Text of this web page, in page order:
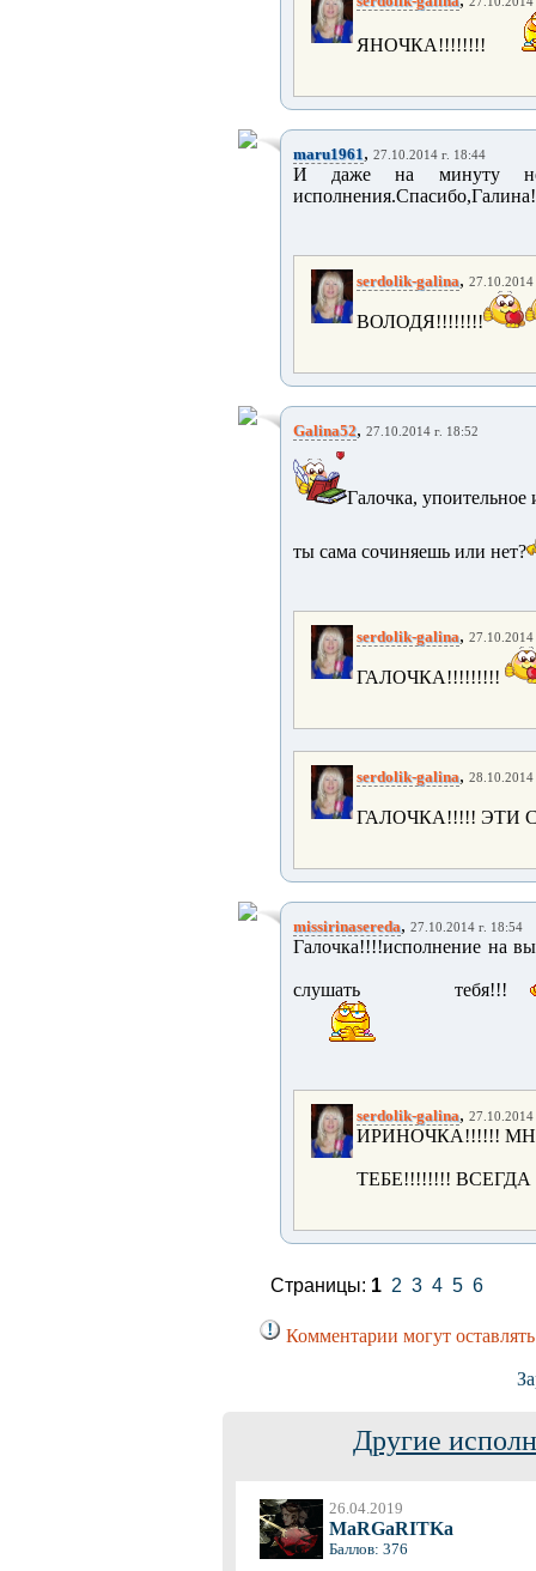
ЯНОЧКА!!!!!!!!
maru1961, 27.10.2014 г. 18:44
И даже на минуту не
исполнения.Спасибо,Галина!
serdolik-galina, 27.10.2014
ВОЛОДЯ!!!!!!!!
Galina52, 27.10.2014 г. 18:52
Галочка,
ты сама сочиняешь или нет?
serdolik-galina, 27.10.2014
ГАЛОЧКА!!!!!!!!!
serdolik-galina, 28.10.2014
ГАЛОЧКА!!!!!
missirinasereda, 27.10.2014 г. 18:54
Галочка!!!!исполнение на
слушать тебя!!!
serdolik-galina, 27.10.2014
ИРИНОЧКА!!!!!!
ТЕБЕ!!!!!!!!
Страницы: 1 2 3 4 5 6
Комментарии могут
Другие
26.04.2019
MaRGaRITKa
Баллов: 376